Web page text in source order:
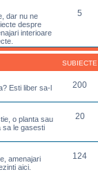
dar nu ne
despre
interioare
5
SUBIECTE
Esti liber sa-l
200
o planta sau
sa le gasesti
20
amenajari
aici.
124